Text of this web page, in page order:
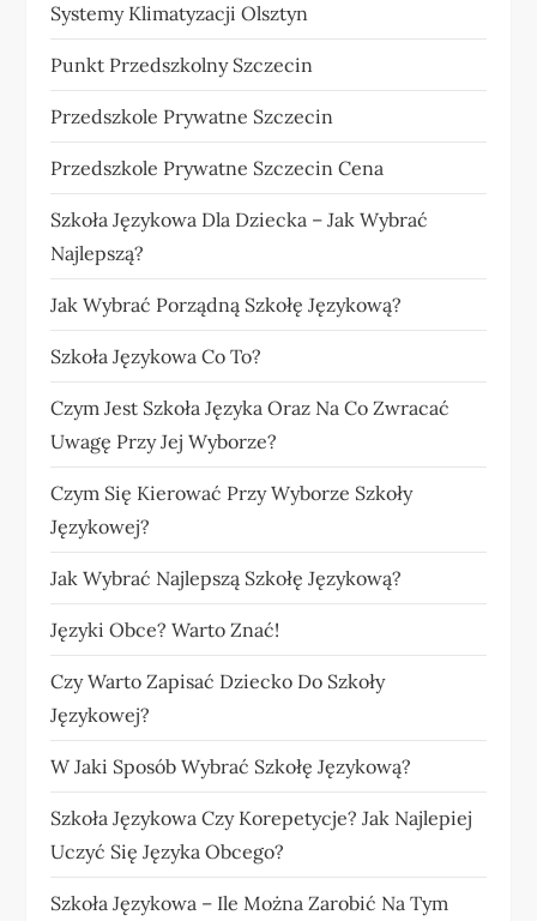
Systemy Klimatyzacji Olsztyn
Punkt Przedszkolny Szczecin
Przedszkole Prywatne Szczecin
Przedszkole Prywatne Szczecin Cena
Szkoła Językowa Dla Dziecka – Jak Wybrać
Najlepszą?
Jak Wybrać Porządną Szkołę Językową?
Szkoła Językowa Co To?
Czym Jest Szkoła Języka Oraz Na Co Zwracać
Uwagę Przy Jej Wyborze?
Czym Się Kierować Przy Wyborze Szkoły
Językowej?
Jak Wybrać Najlepszą Szkołę Językową?
Języki Obce? Warto Znać!
Czy Warto Zapisać Dziecko Do Szkoły
Językowej?
W Jaki Sposób Wybrać Szkołę Językową?
Szkoła Językowa Czy Korepetycje? Jak Najlepiej
Uczyć Się Języka Obcego?
Szkoła Językowa – Ile Można Zarobić Na Tym